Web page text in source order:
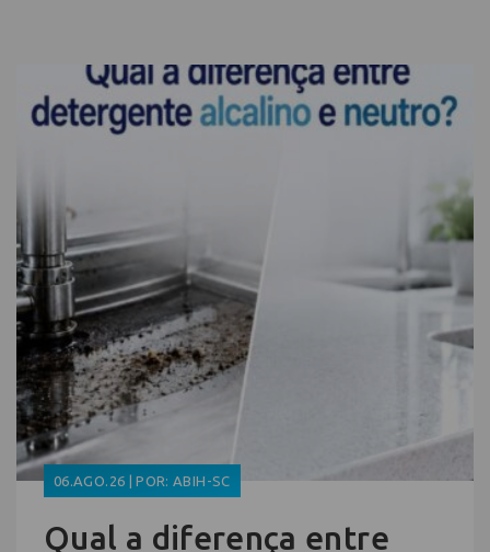
06.AGO.26 | POR: ABIH-SC
Qual a diferença entre